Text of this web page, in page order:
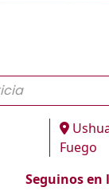
Fuego
Seguinos en